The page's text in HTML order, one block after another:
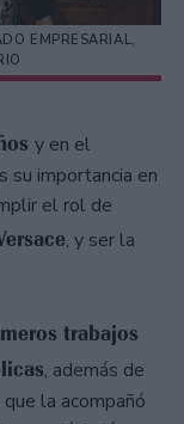
EMPRESARIAL,
y en el
su importancia en
el rol de
, y ser la
trabajos
, además de
la acompañó